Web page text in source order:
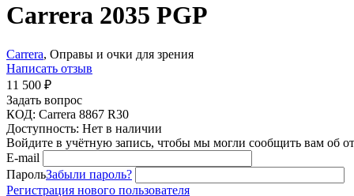
Carrera 2035 PGP
Carrera, Оправы и очки для зрения
Написать отзыв
11 500 ₽
Задать вопрос
КОД: Carrera 8867 R30
Доступность: Нет в наличии
Войдите в учётную запись, чтобы мы могли сообщить вам об
E-mail
ПарольЗабыли пароль?
Регистрация нового пользователя